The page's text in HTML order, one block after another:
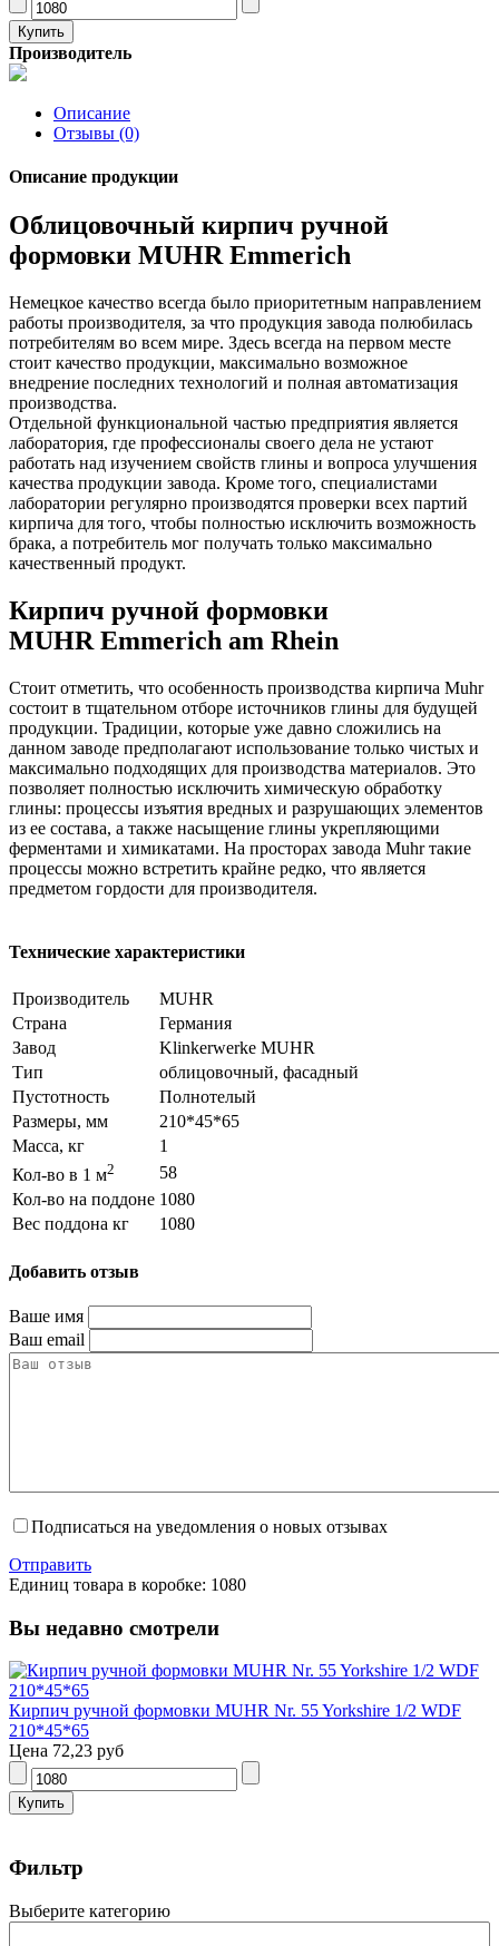
Производитель
Описание
Отзывы (0)
Описание продукции
Облицовочный кирпич ручной
формовки MUHR Emmerich
Немецкое качество всегда было приоритетным направлением
работы производителя, за что продукция завода полюбилась
потребителям во всем мире. Здесь всегда на первом месте
стоит качество продукции, максимально возможное
внедрение последних технологий и полная автоматизация
производства.
Отдельной функциональной частью предприятия является
лаборатория, где профессионалы своего дела не устают
работать над изучением свойств глины и вопроса улучшения
качества продукции завода. Кроме того, специалистами
лаборатории регулярно производятся проверки всех партий
кирпича для того, чтобы полностью исключить возможность
брака, а потребитель мог получать только максимально
качественный продукт.
Кирпич ручной формовки
MUHR Emmerich am Rhein
Стоит отметить, что особенность производства кирпича Muhr
состоит в тщательном отборе источников глины для будущей
продукции. Традиции, которые уже давно сложились на
данном заводе предполагают использование только чистых и
максимально подходящих для производства материалов. Это
позволяет полностью исключить химическую обработку
глины: процессы изъятия вредных и разрушающих элементов
из ее состава, а также насыщение глины укрепляющими
ферментами и химикатами. На просторах завода Muhr такие
процессы можно встретить крайне редко, что является
предметом гордости для производителя.
Технические характеристики
Производитель
MUHR
Страна
Германия
Завод
Klinkerwerke MUHR
Тип
облицовочный, фасадный
Пустотность
Полнотелый
Размеры, мм
210*45*65
Масса, кг
1
Кол-во в 1 м2
58
Кол-во на поддоне 1080
Вес поддона кг
1080
Добавить отзыв
Ваше имя
Ваш email
Подписаться на уведомления о новых отзывах
Отправить
Единиц товара в коробке: 1080
Вы недавно смотрели
Кирпич ручной формовки MUHR Nr. 55 Yorkshire 1/2 WDF
210*45*65
Цена 72,23 руб
Фильтр
Выберите категорию